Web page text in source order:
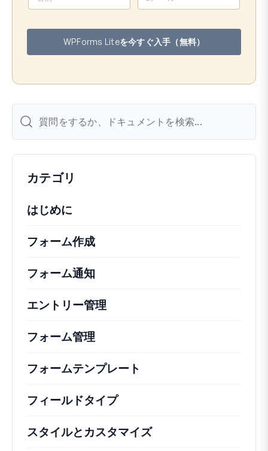
ア
ド
レ
WPForms Liteを今すぐ入手（無料）
カテゴリ
はじめに
フォーム作成
フォーム通知
エントリー管理
フォーム管理
フォームテンプレート
フィールドタイプ
スタイルとカスタマイズ